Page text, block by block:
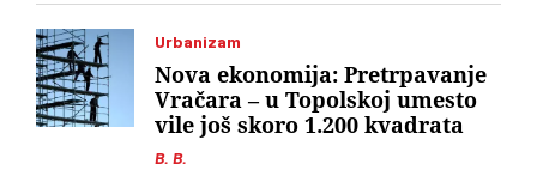
Urbanizam
B. B.
Nova ekonomija: Pretrpavanje
Vračara – u Topolskoj umesto
vile još skoro 1.200 kvadrata